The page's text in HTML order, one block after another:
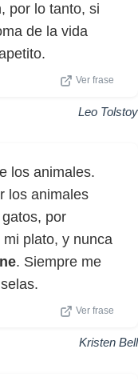
por lo tanto, si
de la vida
Ver frase
Leo Tolstoy
los animales.
los animales
por
plato, y nunca
. Siempre me
Ver frase
Kristen Bell